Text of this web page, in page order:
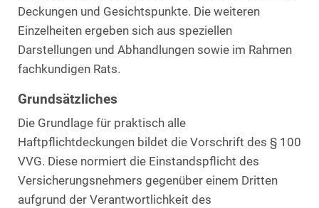
Deckungen und Gesichtspunkte. Die weiteren
Einzelheiten ergeben sich aus speziellen
Darstellungen und Abhandlungen sowie im Rahmen
fachkundigen Rats.
Grundsätzliches
Die Grundlage für praktisch alle
Haftpflichtdeckungen bildet die Vorschrift des § 100
VVG. Diese normiert die Einstandspflicht des
Versicherungsnehmers gegenüber einem Dritten
aufgrund der Verantwortlichkeit des